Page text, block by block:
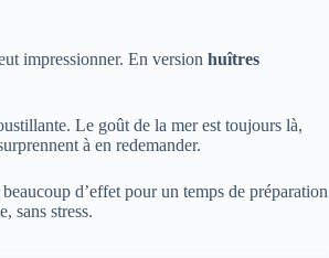
impressionner. En version huîtres
Le goût de la mer est toujours là,
à en redemander.
d’effet pour un temps de préparation
sans stress.